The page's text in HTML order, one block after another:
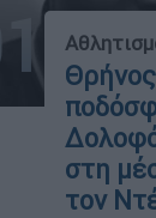
στη
τον